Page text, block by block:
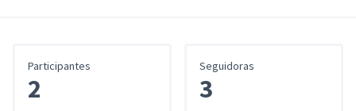
Participantes
2
Seguidoras
3